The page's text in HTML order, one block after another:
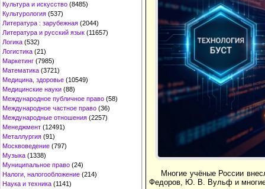
Культура и искусство (8485)
Культурология (537)
Литература : зарубежная (2044)
Литература и русский язык (11657)
Логика (532)
Логистика (21)
Маркетинг (7985)
Математика (3721)
Медицина, здоровье (10549)
Медицинские науки (88)
Международное публичное право (58)
Международное частное право (36)
Международные отношения (2257)
Менеджмент (12491)
Металлургия (91)
Москвоведение (797)
Музыка (1338)
Муниципальное право (24)
Налоги, налогообложение (214)
Наука и техника (1141)
Многие учёные России
Федоров, Ю. В. Вульф и